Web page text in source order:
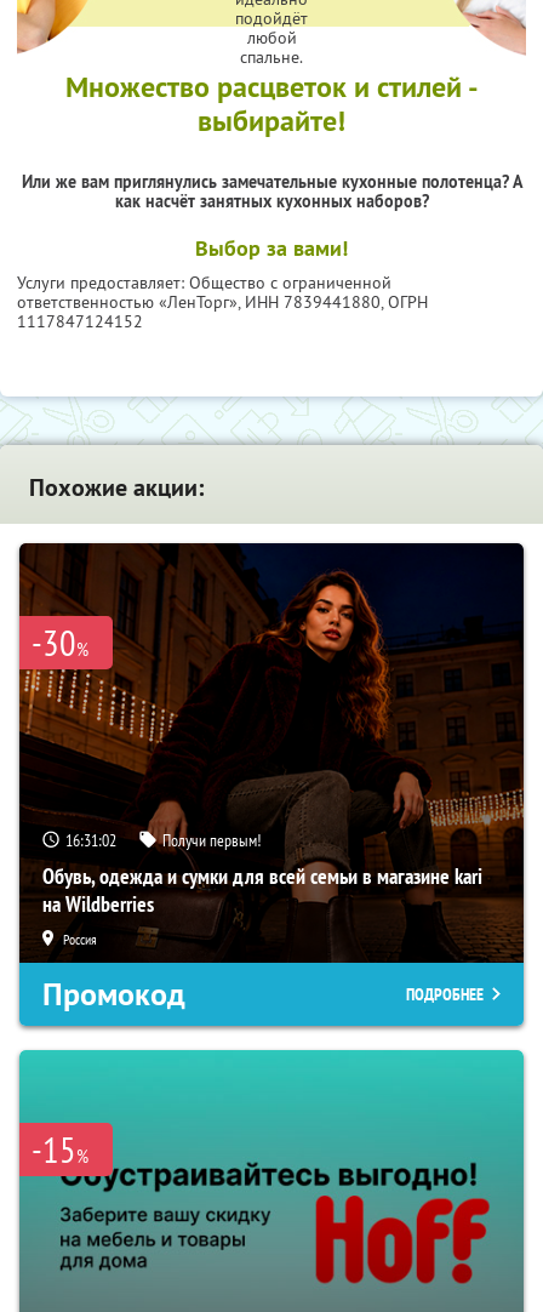
подойдёт
любой
спальне.
Множество расцветок и стилей -
выбирайте!
Или же вам приглянулись замечательные кухонные полотенца? А
как насчёт занятных кухонных наборов?
Выбор за вами!
Услуги предоставляет: Общество с ограниченной
ответственностью «ЛенТорг», ИНН 7839441880, ОГРН
1117847124152
Похожие акции:
-30%
16:31:01 Получи первым!
Обувь, одежда и сумки для всей семьи в магазине kari
на Wildberries
Россия
Промокод ПОДРОБНЕЕ
-15%